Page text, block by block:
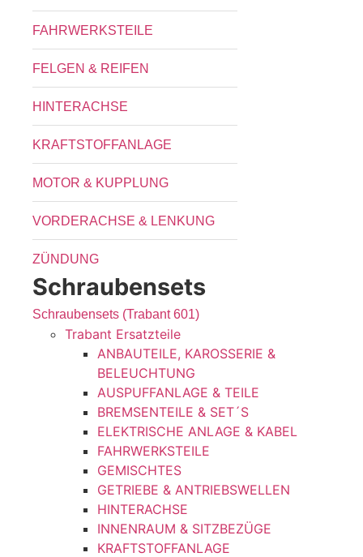
FAHRWERKSTEILE
FELGEN & REIFEN
HINTERACHSE
KRAFTSTOFFANLAGE
MOTOR & KUPPLUNG
VORDERACHSE & LENKUNG
ZÜNDUNG
Schraubensets
Schraubensets (Trabant 601)
Trabant Ersatzteile
ANBAUTEILE, KAROSSERIE &
BELEUCHTUNG
AUSPUFFANLAGE & TEILE
BREMSENTEILE & SET´S
ELEKTRISCHE ANLAGE & KABEL
FAHRWERKSTEILE
GEMISCHTES
GETRIEBE & ANTRIEBSWELLEN
HINTERACHSE
INNENRAUM & SITZBEZÜGE
KRAFTSTOFFANLAGE